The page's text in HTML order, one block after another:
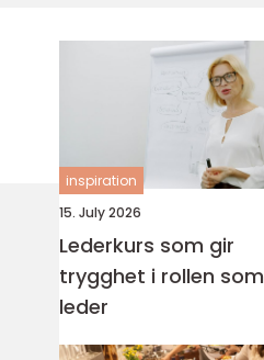
inspiration
15. July 2026
Lederkurs som gir
trygghet i rollen som
leder